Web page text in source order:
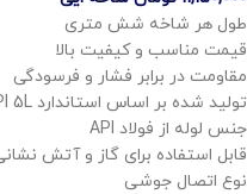
طول هر شاخه شش متری
قیمت مناسب و کیفیت بالا
مقاومت در برابر فشار و فرسودگی
تولید شده بر اساس استاندارد API 5L
جنس لوله از فولاد API
قابل استفاده برای گاز و آتش
نوع اتصال جوشی